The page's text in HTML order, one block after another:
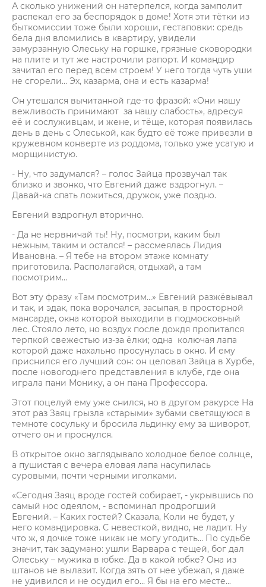
А сколько унижений он натерпелся, когда замполит
распекал его за беспорядок в доме! Хотя эти тётки из
быткомиссии тоже были хороши, гестаповки: средь
бела дня вломились в квартиру, увидели
замурзанную Олеську на горшке, грязные сковородки
на плите и тут же настрочили рапорт. И командир
зачитал его перед всем строем! У него тогда чуть уши
не сгорели… Эх, казарма, она и есть казарма!
Он утешался вычитанной где-то фразой: «Они нашу
вежливость принимают за нашу слабость», адресуя
её и сослуживцам, и жене, и тёще, которая появилась
день в день с Олеськой, как будто её тоже привезли в
кружевном конверте из роддома, только уже усатую и
морщинистую.
- Ну, что задумался? – голос Зайца прозвучал так
близко и звонко, что Евгений даже вздрогнул. –
Давай-ка спать ложиться, дружок, уже поздно.
Евгений вздрогнул вторично.
- Да не нервничай ты! Ну, посмотри, каким был
нежным, таким и остался! – рассмеялась Лидия
Ивановна. – Я тебе на втором этаже комнату
приготовила. Располагайся, отдыхай, а там
посмотрим…
Вот эту фразу «Там посмотрим…» Евгений разжёвывал
и так, и эдак, пока ворочался, засыпая, в просторной
мансарде, окна которой выходили в подмосковный
лес. Стояло лето, но воздух после дождя пропитался
терпкой свежестью из-за ёлки; одна колючая лапа
которой даже нахально просунулась в окно. И ему
приснился его лучший сон: он целовал Зайца в Хурбе,
после новогоднего представления в клубе, где она
играла пани Монику, а он пана Профессора.
Этот поцелуй ему уже снился, но в другом ракурсе На
этот раз Заяц грызла «старыми» зубами светящуюся в
темноте сосульку и бросила льдинку ему за шиворот,
отчего он и проснулся.
В открытое окно заглядывало холодное белое солнце,
а пушистая с вечера еловая лапа насупилась
суровыми, почти черными иголками.
«Сегодня Заяц вроде гостей собирает, - укрывшись по
самый нос одеялом, - вспоминал продрогший
Евгений. – Каких гостей? Сказала, Коли не будет, у
него командировка. С невесткой, видно, не ладит. Ну
что ж, я дочке тоже никак не могу угодить… По судьбе
значит, так задумано: ушли Варвара с тещей, бог дал
Олеську – мужика в юбке. Да в какой юбке? Она из
штанов не вылазит. Когда зять от нее убежал, я даже
не удивился и не осудил его… Я бы на его месте...